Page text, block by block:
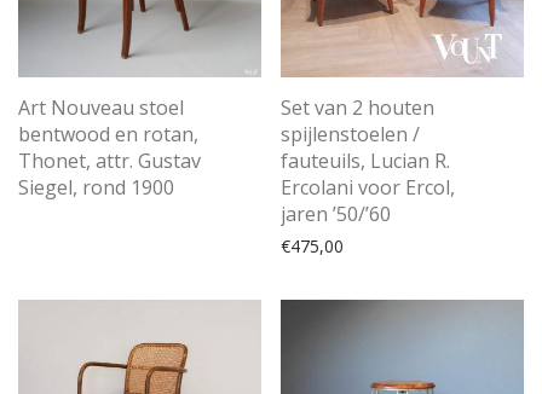
Art Nouveau stoel
bentwood en rotan,
Thonet, attr. Gustav
Siegel, rond 1900
Set van 2 houten
spijlenstoelen /
fauteuils, Lucian R.
Ercolani voor Ercol,
jaren ’50/’60
€475,00